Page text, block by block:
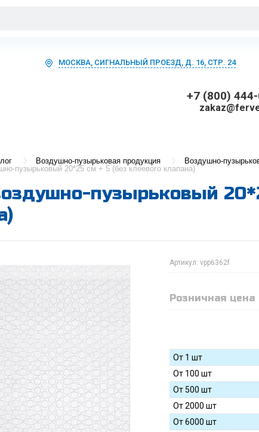
МОСКВА, СИГНАЛЬНЫЙ ПРОЕЗД, Д. 16, СТР. 24
+7 (800)
Воздушно-пузырьковая продукция
Воздушно-
пузырьковый 20*25 см + 5 (без клеевого клапана)
пузырьковый
Артикул: vpp6362f
Розничная цена
От 1 шт
От 100 шт
От 500 шт
От 2000 шт
От 6000 шт